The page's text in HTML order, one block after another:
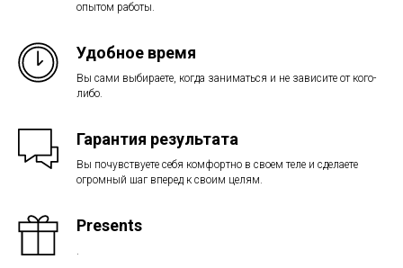
опытом работы.
Удобное время
Вы сами выбираете, когда заниматься и не зависите от кого-
либо.
Гарантия результата
Вы почувствуете себя комфортно в своем теле и сделаете
огромный шаг вперед к своим целям.
Presents
.